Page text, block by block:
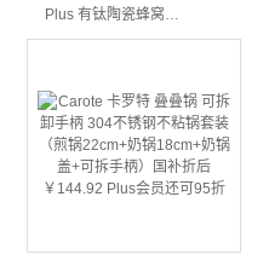
Plus 有钛陶瓷蜂窝…